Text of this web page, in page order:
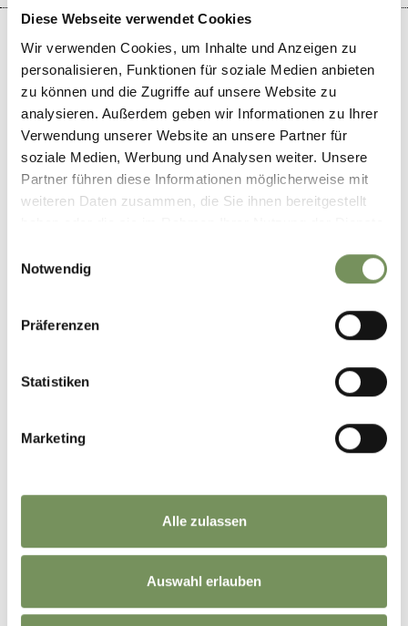
Diese Webseite verwendet Cookies
Wir verwenden Cookies, um Inhalte und Anzeigen zu
personalisieren, Funktionen für soziale Medien anbieten
zu können und die Zugriffe auf unsere Website zu
analysieren. Außerdem geben wir Informationen zu Ihrer
Verwendung unserer Website an unsere Partner für
soziale Medien, Werbung und Analysen weiter. Unsere
Partner führen diese Informationen möglicherweise mit
weiteren Daten zusammen, die Sie ihnen bereitgestellt
Notwendig
Präferenzen
Statistiken
Marketing
Alle zulassen
Auswahl erlauben
+
−
©OpenStreetMapcontributors